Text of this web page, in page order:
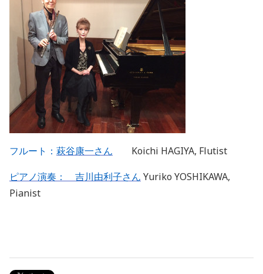
フルート： 萩谷康一さん
Koichi HAGIYA, Flutist
ピアノ演奏： 吉川由利子さん Yuriko YOSHIKAWA,
Pianist